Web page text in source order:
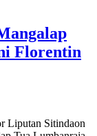
Florentin
Liputan Sitindaon